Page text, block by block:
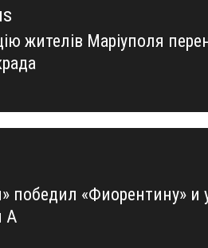
жителів Маріуполя
победил «Фиорентину» и
А